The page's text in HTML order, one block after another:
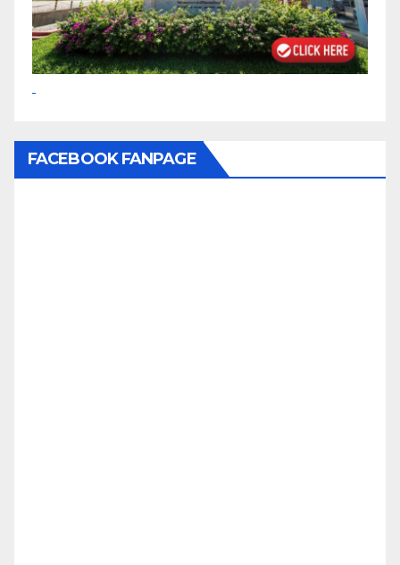
FACEBOOK FANPAGE